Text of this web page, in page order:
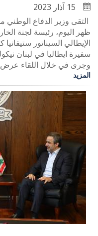
التقى وزير الدفاع
ظهر اليوم، رئيسة لجنة
الإيطالي السيناتور
سفيرة ايطاليا في لبنان
وجرى في خلال اللقاء عرض
المزيد